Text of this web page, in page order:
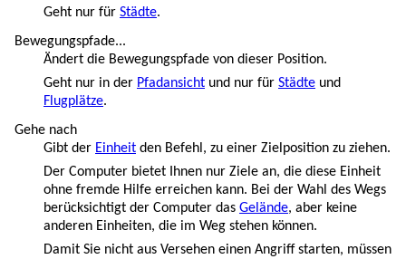
Geht nur für Städte.
Bewegungspfade...
Ändert die Bewegungspfade von dieser Position.
Geht nur in der Pfadansicht und nur für Städte und
Flugplätze.
Gehe nach
Gibt der Einheit den Befehl, zu einer Zielposition zu ziehen.
Der Computer bietet Ihnen nur Ziele an, die diese Einheit
ohne fremde Hilfe erreichen kann. Bei der Wahl des Wegs
berücksichtigt der Computer das Gelände, aber keine
anderen Einheiten, die im Weg stehen können.
Damit Sie nicht aus Versehen einen Angriff starten, müssen